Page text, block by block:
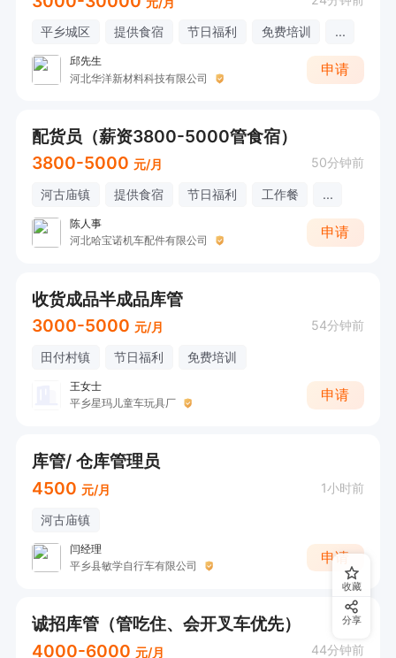
平乡城区 提供食宿 节日福利 免费培训 ...
邱先生
河北华洋新材料科技有限公司
申请
配货员（薪资3800-5000管食宿）
3800-5000 元/月 50分钟前
河古庙镇 提供食宿 节日福利 工作餐 ...
陈人事
河北哈宝诺机车配件有限公司
申请
收货成品半成品库管
3000-5000 元/月 54分钟前
田付村镇 节日福利 免费培训
王女士
平乡星玛儿童车玩具厂
申请
库管/ 仓库管理员
4500 元/月 1小时前
河古庙镇
闫经理
平乡县敏学自行车有限公司
申请
诚招库管（管吃住、会开叉车优先）
4000-6000 元/月 44分钟前
收藏
分享